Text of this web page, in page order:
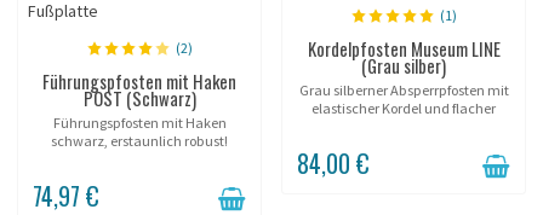
(2)
Führungspfosten mit Haken
POST (Schwarz)
Führungspfosten mit Haken
schwarz, erstaunlich robust!
74,97 €
(1)
Kordelpfosten Museum LINE
(Grau silber)
Grau silberner Absperrpfosten mit
elastischer Kordel und flacher
84,00 €